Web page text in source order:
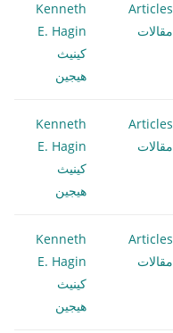
Articles
مقالات
Kenneth
E. Hagin
كينيث
هيجين
Articles
مقالات
Kenneth
E. Hagin
كينيث
هيجين
Articles
مقالات
Kenneth
E. Hagin
كينيث
هيجين